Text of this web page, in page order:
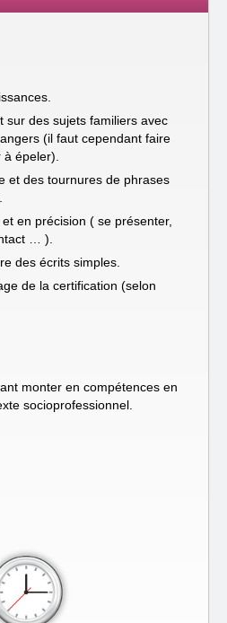
sur des sujets familiers avec
(il faut cependant faire
épeler).
et des tournures de phrases
en précision ( se présenter,
… ).
des écrits simples.
de la certification (selon
monter en compétences en
socioprofessionnel.